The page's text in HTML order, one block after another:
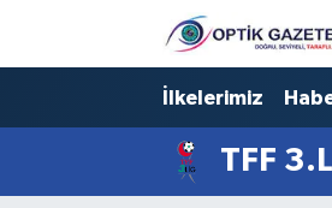
İlkelerimiz
TFF
Nöbetçi Eczaneler
Hava Durumu